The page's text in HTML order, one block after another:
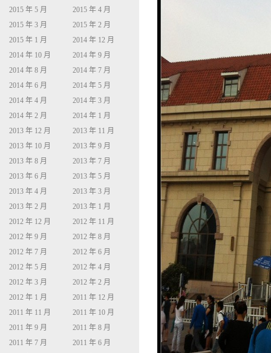
2015 年 5 月
2015 年 4 月
2015 年 3 月
2015 年 2 月
2015 年 1 月
2014 年 12 月
2014 年 10 月
2014 年 9 月
2014 年 8 月
2014 年 7 月
2014 年 6 月
2014 年 5 月
2014 年 4 月
2014 年 3 月
2014 年 2 月
2014 年 1 月
2013 年 12 月
2013 年 11 月
2013 年 10 月
2013 年 9 月
2013 年 8 月
2013 年 7 月
2013 年 6 月
2013 年 5 月
2013 年 4 月
2013 年 3 月
2013 年 2 月
2013 年 1 月
2012 年 12 月
2012 年 11 月
2012 年 9 月
2012 年 8 月
2012 年 7 月
2012 年 6 月
2012 年 5 月
2012 年 4 月
2012 年 3 月
2012 年 2 月
2012 年 1 月
2011 年 12 月
2011 年 11 月
2011 年 10 月
2011 年 9 月
2011 年 8 月
2011 年 7 月
2011 年 6 月